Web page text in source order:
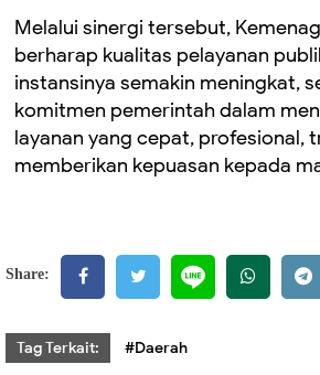
Melalui sinergi tersebut,
berharap kualitas pelayanan
instansinya semakin meningkat,
komitmen pemerintah dalam
layanan yang cepat, profesional,
memberikan kepuasan kepada
Share:
Tag Terkait: #Daerah